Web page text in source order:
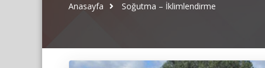
Anasayfa Soğutma – İklimlendirme